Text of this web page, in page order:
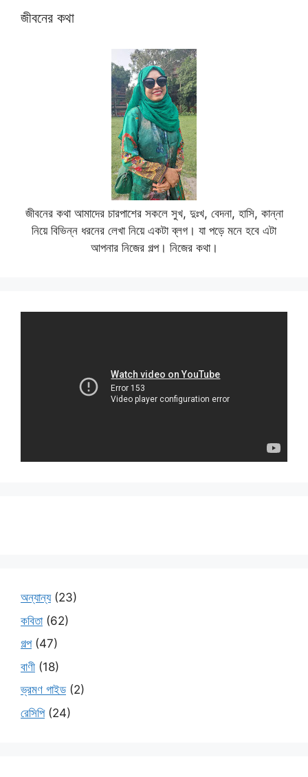
জীবনের কথা
জীবনের কথা আমাদের চারপাশের সকলে সুখ, দুঃখ, বেদনা, হাসি, কান্না
নিয়ে বিভিন্ন ধরনের লেখা নিয়ে একটা ব্লগ। যা পড়ে মনে হবে এটা
আপনার নিজের গল্প। নিজের কথা।
অন্যান্য(23)
কবিতা(62)
গল্প(47)
বাণী (18)
ভ্রমণ গাইড (2)
রেসিপি(24)